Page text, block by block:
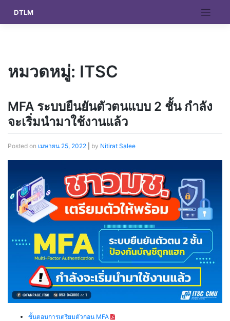
content
DTLM
หมวดหมู่: ITSC
MFA ระบบยืนยันตัวตนแบบ 2 ชั้น กำลัง
จะเริ่มนำมาใช้งานแล้ว
Posted on เมษายน 25, 2022 by Nitirat Salee
ขั้นตอนการเตรียมตัวก่อน MFA